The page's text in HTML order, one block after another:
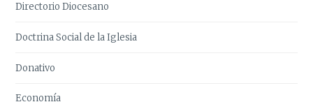
Directorio Diocesano
Doctrina Social de la Iglesia
Donativo
Economía